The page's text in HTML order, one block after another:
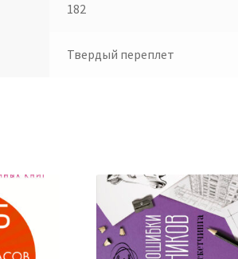
182
Твердый переплет